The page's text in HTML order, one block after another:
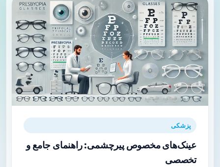
پزشکی
عینک‌های مخصوص پیرچشمی: راهنمای جامع و
تخصصی